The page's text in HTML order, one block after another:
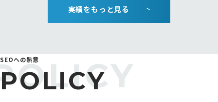
実績をもっと見る
SEOへの熱意
POLICY